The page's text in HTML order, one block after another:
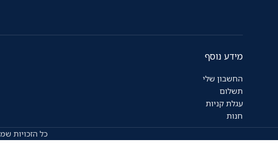
מידע נוסף
החשבון שלי
תשלום
עגלת קניות
חנות
כל הזכויות